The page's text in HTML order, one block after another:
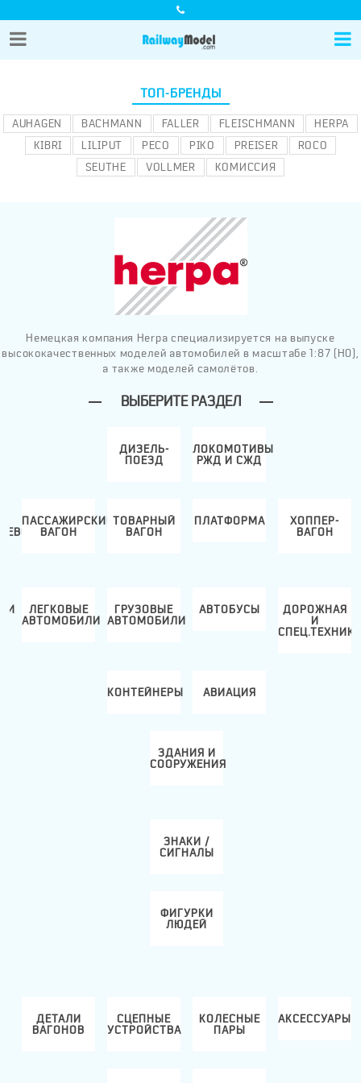
ТОП-БРЕНДЫ
AUHAGEN BACHMANN FALLER FLEISCHMANN
HERPA
KIBRI
LILIPUT PECO PIKO PREISER
ROCO
SEUTHE
VOLLMER КОМИССИЯ
Немецкая компания Herpa специализируется на выпуске
высококачественных моделей автомобилей в масштабе 1:87 (H0),
а также моделей самолётов.
ВЫБЕРИТЕ РАЗДЕЛ
ДИЗЕЛЬ-
ПОЕЗД
ЛОКОМОТИВЫ
РЖД И СЖД
ПАССАЖИРСКИЙ
ВАГОН
ТОВАРНЫЙ
ВАГОН
ПЛАТФОРМА
ХОППЕР-
ВАГОН
ЛЕГКОВЫЕ
АВТОМОБИЛИ
ГРУЗОВЫЕ
АВТОМОБИЛИ
АВТОБУСЫ
ДОРОЖНАЯ
И
СПЕЦ.ТЕХНИКА
КОНТЕЙНЕРЫ АВИАЦИЯ
ЗДАНИЯ И
СООРУЖЕНИЯ
ЗНАКИ /
СИГНАЛЫ
ФИГУРКИ
ЛЮДЕЙ
ДЕТАЛИ
ВАГОНОВ
СЦЕПНЫЕ
УСТРОЙСТВА
КОЛЕСНЫЕ
ПАРЫ
АКСЕССУАРЫ